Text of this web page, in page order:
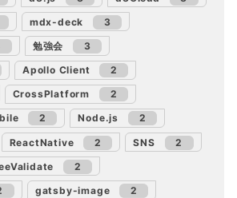
mdx-deck 3
勉強会 3
Apollo Client 2
CrossPlatform 2
2 Node.js 2
ReactNative 2 SNS 2
2
gatsby-image 2